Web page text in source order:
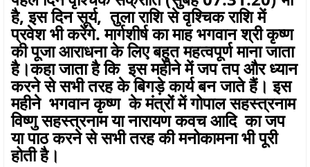
है, इस दिन सूर्य, तुला राशि से वृश्चिक राशि में
प्रवेश भी करेंगे. मार्गशीर्ष का माह भगवान श्री कृष्ण
की पूजा आराधना के लिए बहुत महत्वपूर्ण माना जाता
है।कहा जाता है कि इस महीने में जप तप और ध्यान
करने से सभी तरह के बिगड़े कार्य बन जाते हैं। इस
महीने भगवान कृष्ण के मंत्रों में गोपाल सहस्त्रनाम
विष्णु सहस्त्रनाम या नारायण कवच आदि का जप
या पाठ करने से सभी तरह की मनोकामना भी पूरी
होती है।